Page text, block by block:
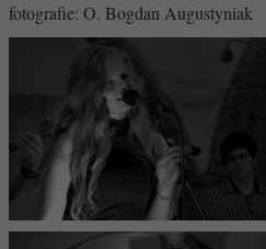
fotografie: O. Bogdan Augustyniak